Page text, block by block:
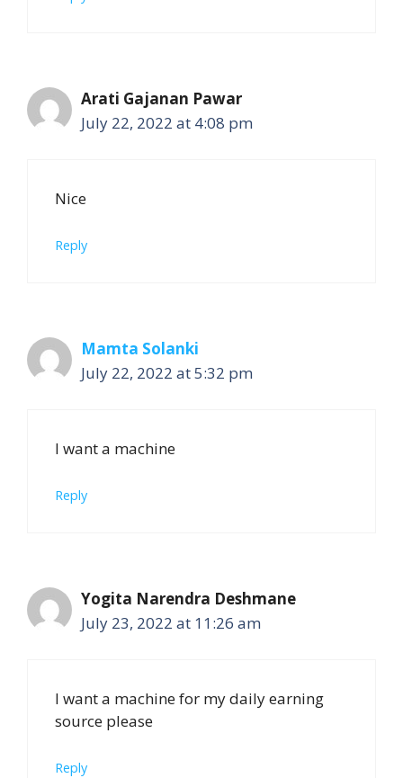
Arati Gajanan Pawar
July 22, 2022 at 4:08 pm
Nice
Reply
Mamta Solanki
July 22, 2022 at 5:32 pm
I want a machine
Reply
Yogita Narendra Deshmane
July 23, 2022 at 11:26 am
I want a machine for my daily earning
source please
Reply